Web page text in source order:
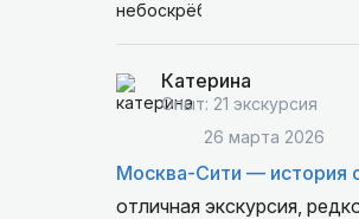
Катерина
Опыт: 21 экскурсия
26 марта 2026
Москва-Сити — история
отличная экскурсия,